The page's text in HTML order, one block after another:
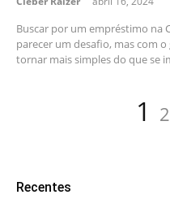
Buscar por um empréstimo na
parecer um desafio, mas com
tornar mais simples do que se
1 2
Recentes